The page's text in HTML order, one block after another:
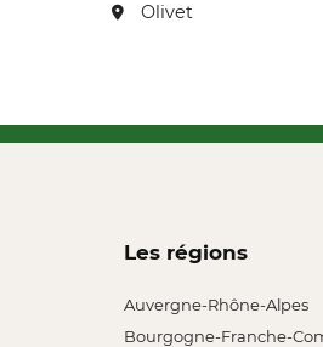
Olivet
Les régions
Auvergne-Rhône-Alpes
Bourgogne-Franche-